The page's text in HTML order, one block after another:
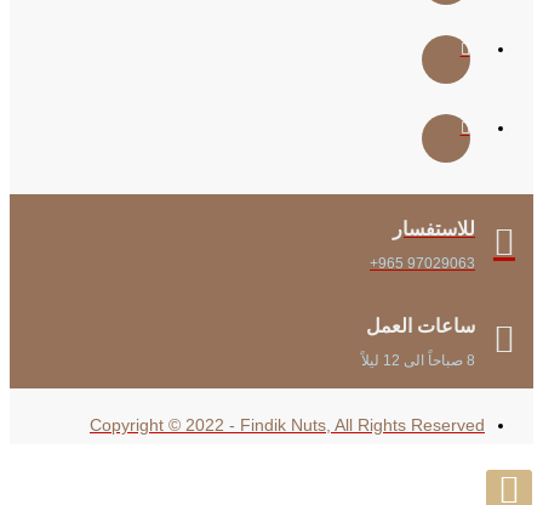
للاستفسار
+965 97029063
ساعات العمل
Copyright © 2022 - Findik Nuts, All Rights Reserved